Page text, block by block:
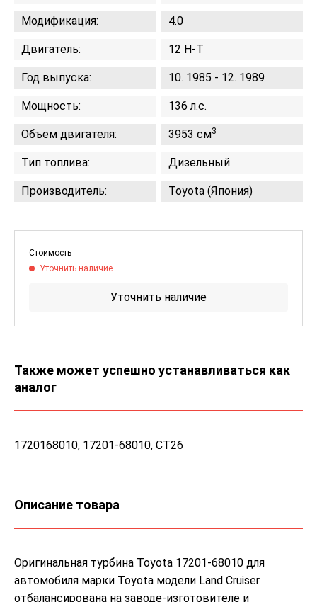
Модификация: 4.0
Двигатель: 12 H-T
Год выпуска: 10. 1985 - 12. 1989
Мощность: 136 л.с.
Объем двигателя: 3953 см3
Тип топлива: Дизельный
Производитель: Toyota (Япония)
Стоимость
Уточнить наличие
Уточнить наличие
Также может успешно устанавливаться как
аналог
1720168010, 17201-68010, CT26
Описание товара
Оригинальная турбина Toyota 17201-68010 для
автомобиля марки Toyota модели Land Cruiser
отбалансирована на заводе-изготовителе и